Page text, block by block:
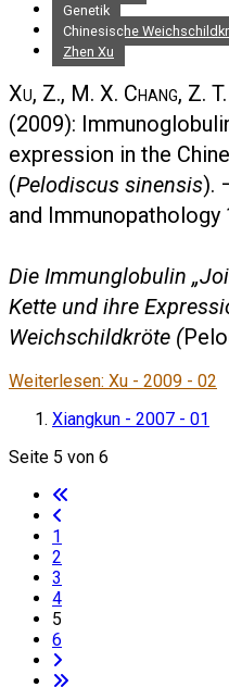
Genetik
Chinesische
Zhen Xu
Xu, Z., M. X. Chang, Z.
(2009):
expression in the
(Pelodiscus sinensis).
and Immunopathology
Die Immunglobulin
Kette und ihre
Weichschildkröte (
Weiterlesen: Xu - 2009 - 02
Xiangkun - 2007 - 01
Seite 5 von 6
1
2
3
4
5
6